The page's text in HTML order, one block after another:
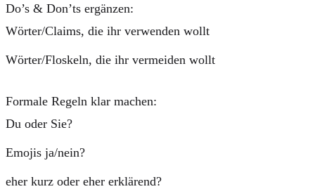
Do’s & Don’ts ergänzen:
Wörter/Claims, die ihr verwenden wollt
Wörter/Floskeln, die ihr vermeiden wollt
Formale Regeln klar machen:
Du oder Sie?
Emojis ja/nein?
eher kurz oder eher erklärend?